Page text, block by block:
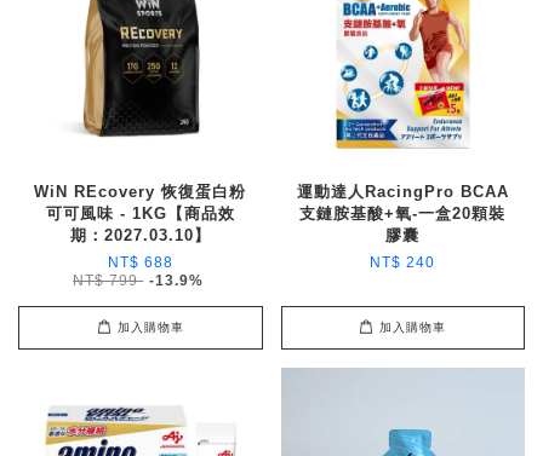
WiN REcovery 恢復蛋白粉
可可風味 - 1KG【商品效
期：2027.03.10】
NT$ 688
NT$ 799 -13.9%
加入購物車
運動達人RacingPro BCAA
支鏈胺基酸+氧-一盒20顆裝
膠囊
NT$ 240
加入購物車